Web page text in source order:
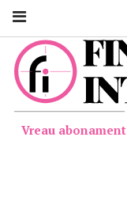
Vreau abonament